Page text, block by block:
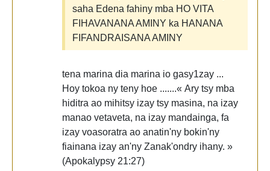
saha Edena fahiny mba HO VITA
FIHAVANANA AMINY ka HANANA
FIFANDRAISANA AMINY
tena marina dia marina io gasy1zay ...
Hoy tokoa ny teny hoe .......« Ary tsy mba
hiditra ao mihitsy izay tsy masina, na izay
manao vetaveta, na izay mandainga, fa
izay voasoratra ao anatin'ny bokin'ny
fiainana izay an'ny Zanak'ondry ihany. »
(Apokalypsy 21:27)